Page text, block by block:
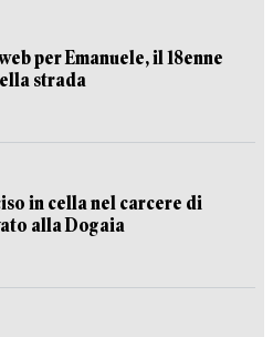
per Emanuele, il 18enne
strada
in cella nel carcere di
alla Dogaia